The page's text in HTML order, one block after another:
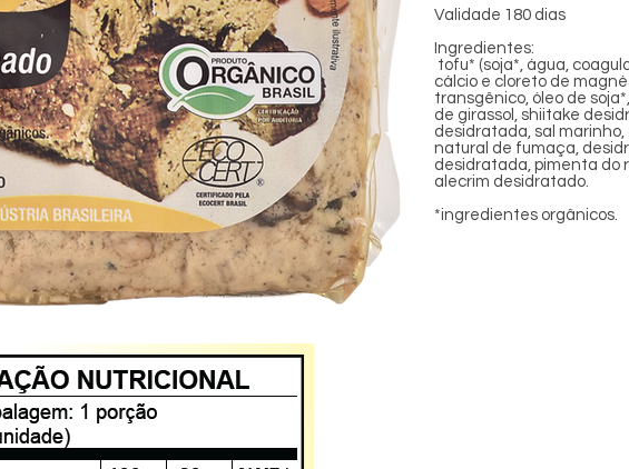
Validade 180 dias
Ingredientes:
tofu* (soja*, água,
cálcio e cloreto de
transgênico, óleo de
de girassol, shiitake
desidratada, sal
natural de fumaça,
desidratada, pimenta do
alecrim desidratado.
*ingredientes orgânicos.